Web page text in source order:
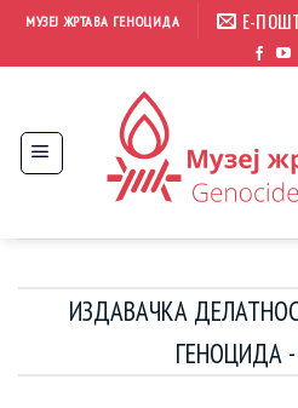
Прескочи
садржај
МУЗЕЈ ЖРТАВА ГЕНОЦИДА Е-
ИЗДАВАЧКА
ГЕНОЦИДА